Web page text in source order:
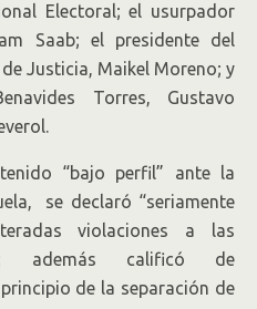
Electoral; el usurpador
Saab; el presidente del
Justicia, Maikel Moreno; y
Torres, Gustavo
“bajo perfil” ante la
se declaró “seriamente
violaciones a las
además calificó de
de la separación de